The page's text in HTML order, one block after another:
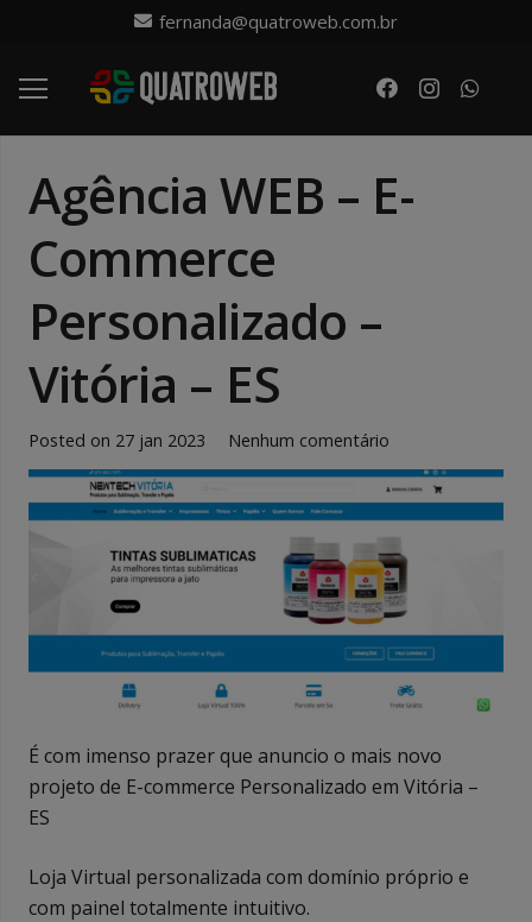
fernanda@quatroweb.com.br
Agência WEB – E-
Commerce
Personalizado –
Vitória – ES
Posted on 27 jan 2023 Nenhum comentário
É com imenso prazer que anuncio o mais novo
projeto de E-commerce Personalizado em Vitória –
ES
Loja Virtual personalizada com domínio próprio e
com painel totalmente intuitivo.